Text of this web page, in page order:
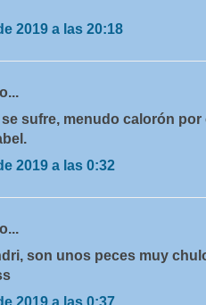
2019 a las 20:18
sufre, menudo calorón por
2019 a las 0:32
son unos peces muy